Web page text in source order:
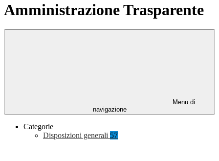
Amministrazione Trasparente
Menu di
navigazione
Categorie
Disposizioni generali 57